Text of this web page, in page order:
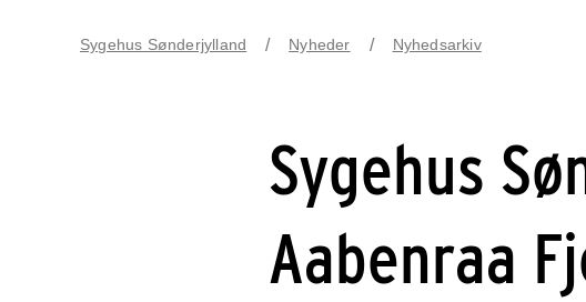
Sygehus Sønderjylland Nyheder Nyhedsarkiv
Sygehus
Aabenraa